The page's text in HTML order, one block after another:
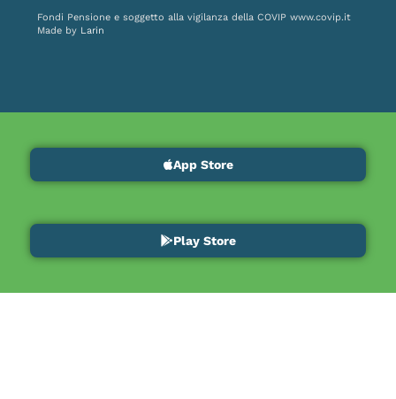
Fondi Pensione e soggetto alla vigilanza della COVIP www.covip.it
Made by Larin
App Store
Play Store